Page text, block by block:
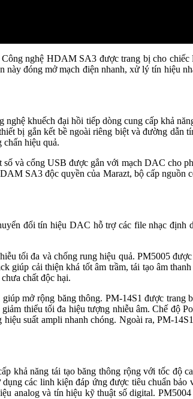
nghệ HDAM SA3 được trang bị cho
đóng mở mạch điện nhanh, xử lý tín hiệu
khuếch đại hồi tiếp dòng cung cấp khả
bị gắn kết bề ngoài riêng biệt và đường dẫn
hiệu quả.
và cổng USB được gắn với mạch DAC cho
SA3 độc quyền của Marazt, bộ cấp nguồn
đổi tín hiệu DAC hỗ trợ các file nhạc định
tối đa và chống rung hiệu quả. PM5005
giúp cải thiện khá tốt âm trầm, tái tạo âm
chất độc hại.
mở rộng băng thông. PM-14S1 được trang
thiểu tối đa hiệu tượng nhiễu âm. Chế độ
suất ampli nhanh chóng. Ngoài ra, PM-
khả năng tái tạo băng thông rộng với tốc độ
các linh kiện đáp ứng được tiêu chuẩn bảo
analog và tín hiệu kỹ thuật số digital.